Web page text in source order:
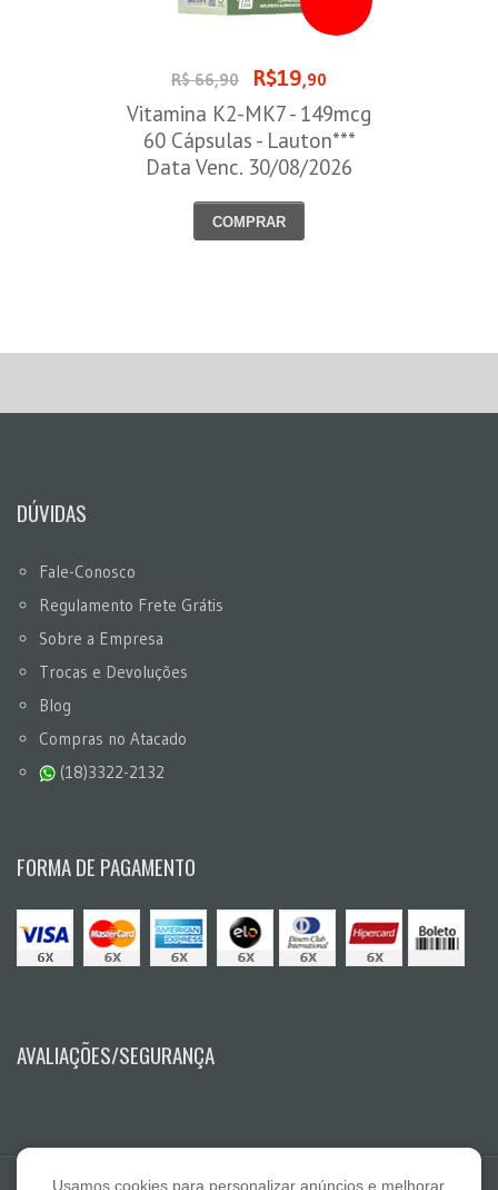
R$ 66,90 R$19,90
Vitamina K2-MK7 - 149mcg
60 Cápsulas - Lauton***
Data Venc. 30/08/2026
COMPRAR
DÚVIDAS
Fale-Conosco
Regulamento Frete Grátis
Sobre a Empresa
Trocas e Devoluções
Blog
Compras no Atacado
(18)3322-2132
FORMA DE PAGAMENTO
AVALIAÇÕES/SEGURANÇA
Usamos cookies para personalizar anúncios e melhorar